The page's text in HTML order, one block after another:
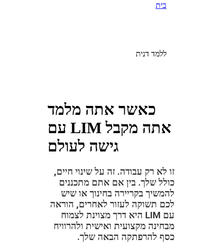
בית
ללמד דנית
כאשר אתה מלמד
עם LIM אתה מקבל
גישה לעולם
זו לא רק עבודה. זה על שינוי חיים,
כולל שלך. בין אם אתם מתכננים
להמשיך בקריירה בחינוך או שיש
לכם תשוקה לעזור לאחרים, הוראה
עם LIM היא דרך מצוינת לצמוח
מבחינה מקצועית ואישית ולהרוויח
כסף להרפתקה הבאה שלך.